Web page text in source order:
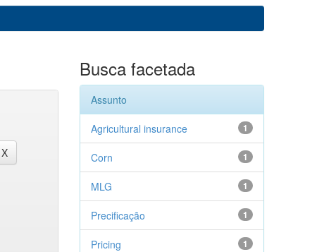
Busca facetada
Assunto
1
Agricultural insurance
1
Corn
1
MLG
1
Precificação
1
Pricing